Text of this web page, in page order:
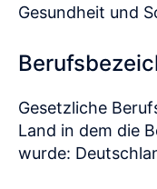
Gesundheit und
Gesetzliche
Land in dem die
wurde: